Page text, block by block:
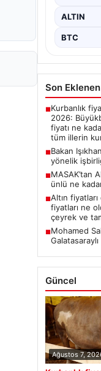
ALTIN
BTC
Son
■Kurbanlık
2026:
fiyatı ne
tüm illerin
■Bakan
yönelik
■MASAK’tan
ünlü ne
■Altın
fiyatları ne
çeyrek ve
■Mohamed
Güncel
Ağustos 7,